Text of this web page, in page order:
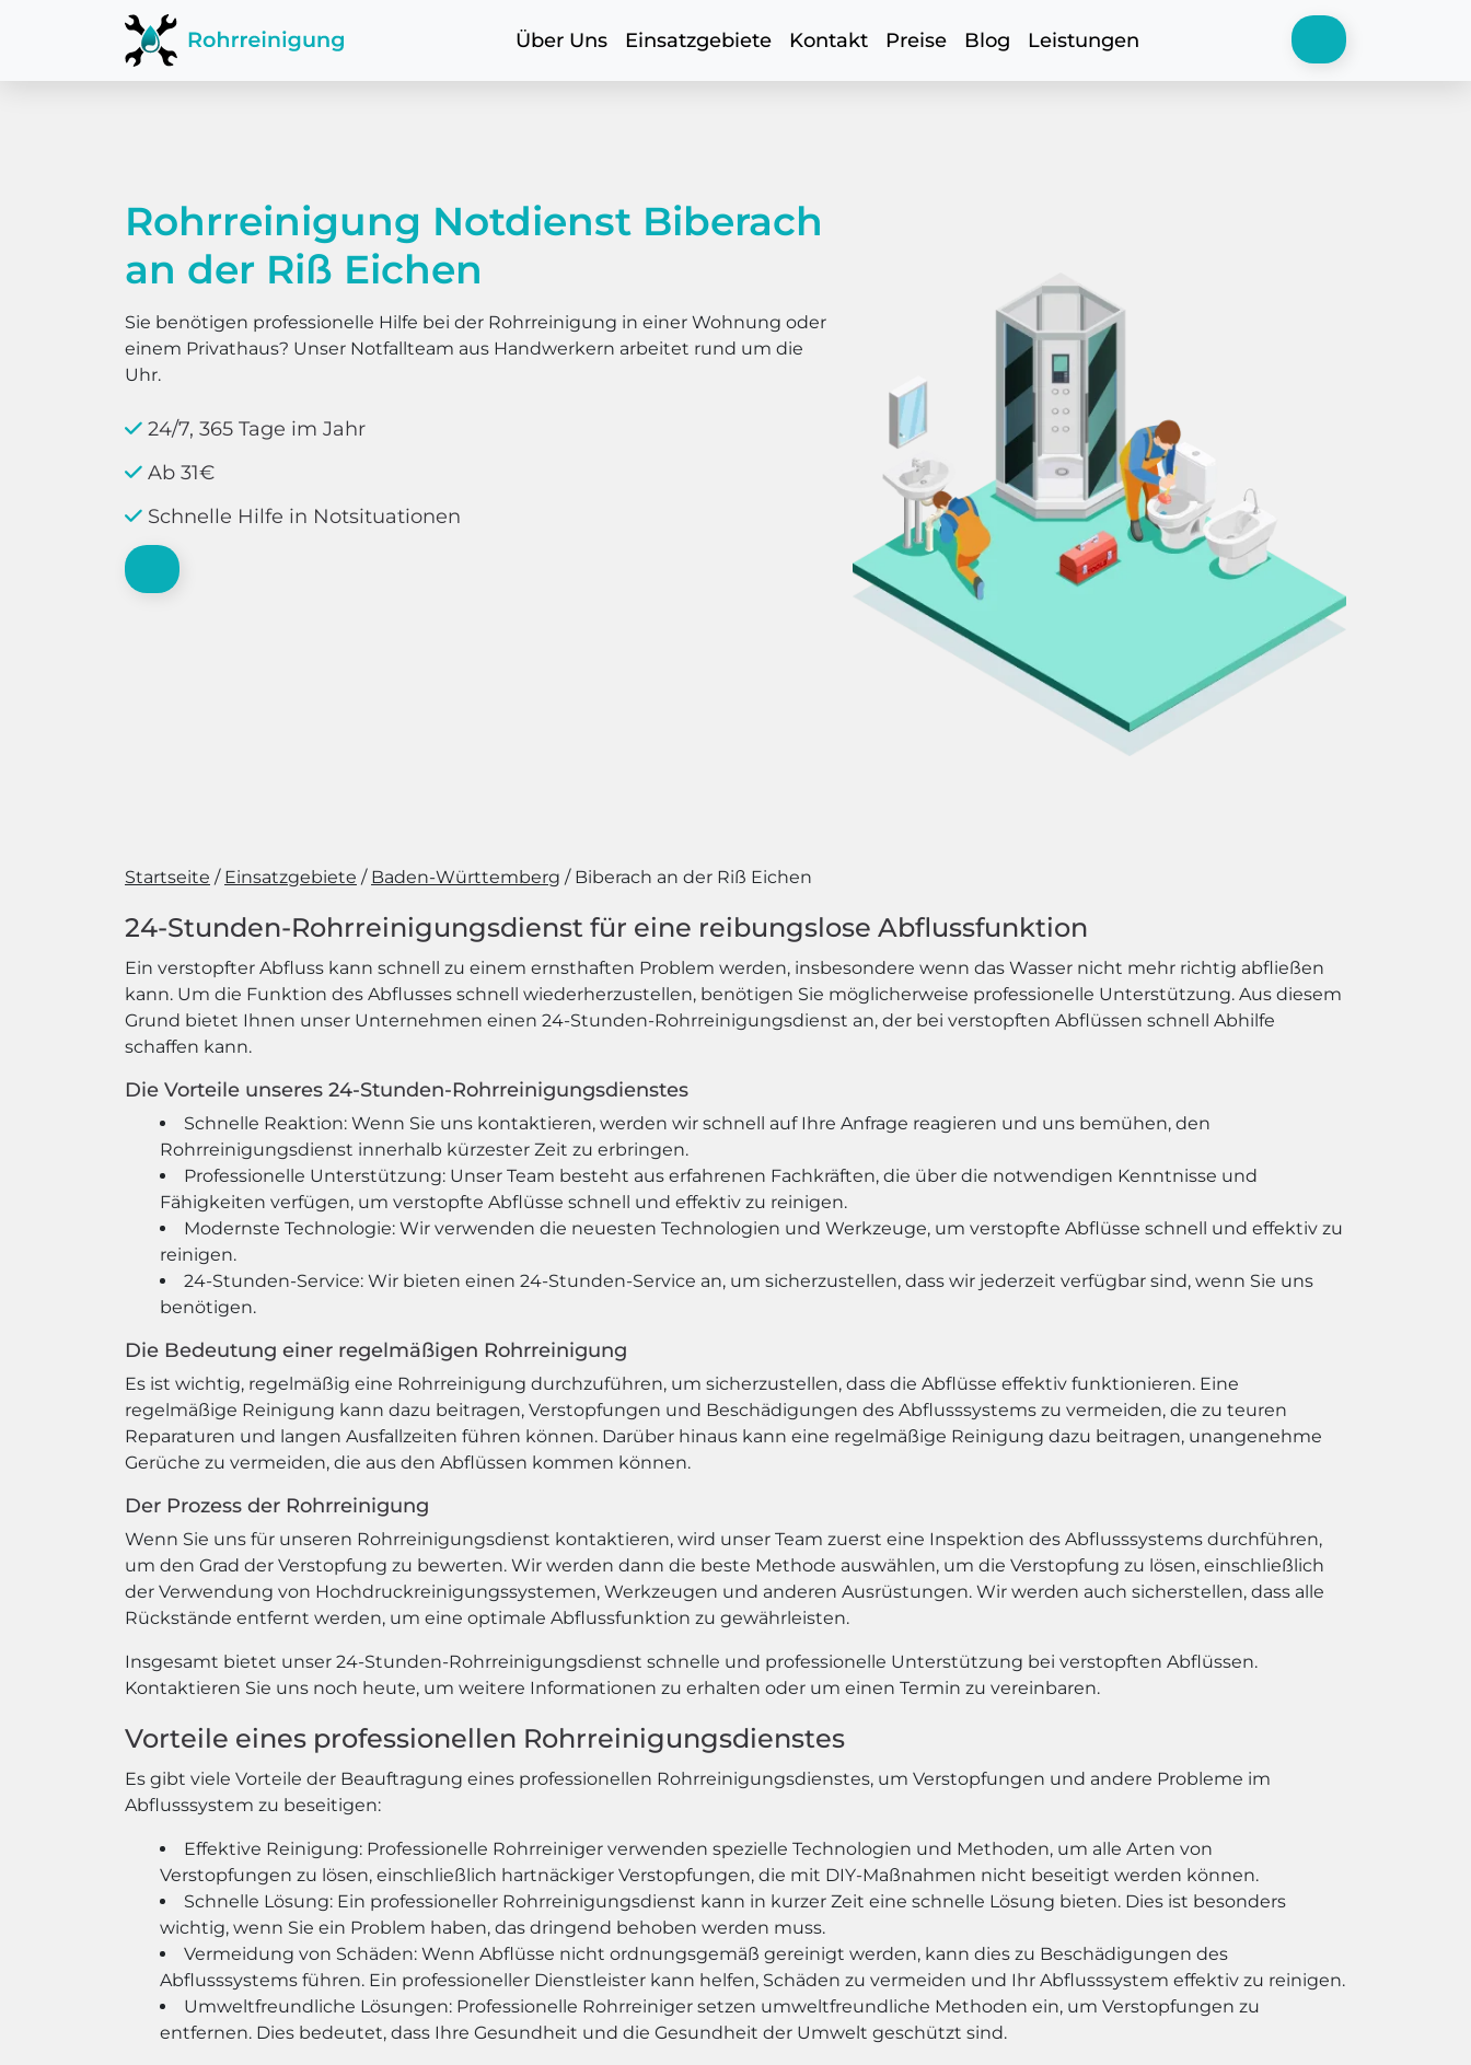
Über Uns Einsatzgebiete Kontakt Preise Blog Leistungen
Rohrreinigung Notdienst Biberach
an der Riß Eichen
Sie benötigen professionelle Hilfe bei der Rohrreinigung in einer Wohnung oder
einem Privathaus? Unser Notfallteam aus Handwerkern arbeitet rund um die
Uhr.
24/7, 365 Tage im Jahr
Ab 31€
Schnelle Hilfe in Notsituationen
Startseite Einsatzgebiete Baden-Württemberg Biberach an der Riß Eichen
24-Stunden-Rohrreinigungsdienst für eine reibungslose Abflussfunktion
Ein verstopfter Abfluss kann schnell zu einem ernsthaften Problem werden, insbesondere wenn das Wasser nicht mehr richtig abfließen
kann. Um die Funktion des Abflusses schnell wiederherzustellen, benötigen Sie möglicherweise professionelle Unterstützung. Aus diesem
Grund bietet Ihnen unser Unternehmen einen 24-Stunden-Rohrreinigungsdienst an, der bei verstopften Abflüssen schnell Abhilfe
schaffen kann.
Die Vorteile unseres 24-Stunden-Rohrreinigungsdienstes
Schnelle Reaktion: Wenn Sie uns kontaktieren, werden wir schnell auf Ihre Anfrage reagieren und uns bemühen, den
Rohrreinigungsdienst innerhalb kürzester Zeit zu erbringen.
Professionelle Unterstützung: Unser Team besteht aus erfahrenen Fachkräften, die über die notwendigen Kenntnisse und
Fähigkeiten verfügen, um verstopfte Abflüsse schnell und effektiv zu reinigen.
Modernste Technologie: Wir verwenden die neuesten Technologien und Werkzeuge, um verstopfte Abflüsse schnell und effektiv zu
reinigen.
24-Stunden-Service: Wir bieten einen 24-Stunden-Service an, um sicherzustellen, dass wir jederzeit verfügbar sind, wenn Sie uns
benötigen.
Die Bedeutung einer regelmäßigen Rohrreinigung
Es ist wichtig, regelmäßig eine Rohrreinigung durchzuführen, um sicherzustellen, dass die Abflüsse effektiv funktionieren. Eine
regelmäßige Reinigung kann dazu beitragen, Verstopfungen und Beschädigungen des Abflusssystems zu vermeiden, die zu teuren
Reparaturen und langen Ausfallzeiten führen können. Darüber hinaus kann eine regelmäßige Reinigung dazu beitragen, unangenehme
Gerüche zu vermeiden, die aus den Abflüssen kommen können.
Der Prozess der Rohrreinigung
Wenn Sie uns für unseren Rohrreinigungsdienst kontaktieren, wird unser Team zuerst eine Inspektion des Abflusssystems durchführen,
um den Grad der Verstopfung zu bewerten. Wir werden dann die beste Methode auswählen, um die Verstopfung zu lösen, einschließlich
der Verwendung von Hochdruckreinigungssystemen, Werkzeugen und anderen Ausrüstungen. Wir werden auch sicherstellen, dass alle
Rückstände entfernt werden, um eine optimale Abflussfunktion zu gewährleisten.
Insgesamt bietet unser 24-Stunden-Rohrreinigungsdienst schnelle und professionelle Unterstützung bei verstopften Abflüssen.
Kontaktieren Sie uns noch heute, um weitere Informationen zu erhalten oder um einen Termin zu vereinbaren.
Vorteile eines professionellen Rohrreinigungsdienstes
Es gibt viele Vorteile der Beauftragung eines professionellen Rohrreinigungsdienstes, um Verstopfungen und andere Probleme im
Abflusssystem zu beseitigen:
Effektive Reinigung: Professionelle Rohrreiniger verwenden spezielle Technologien und Methoden, um alle Arten von
Verstopfungen zu lösen, einschließlich hartnäckiger Verstopfungen, die mit DIY-Maßnahmen nicht beseitigt werden können.
Schnelle Lösung: Ein professioneller Rohrreinigungsdienst kann in kurzer Zeit eine schnelle Lösung bieten. Dies ist besonders
wichtig, wenn Sie ein Problem haben, das dringend behoben werden muss.
Vermeidung von Schäden: Wenn Abflüsse nicht ordnungsgemäß gereinigt werden, kann dies zu Beschädigungen des
Abflusssystems führen. Ein professioneller Dienstleister kann helfen, Schäden zu vermeiden und Ihr Abflusssystem effektiv zu reinigen.
Umweltfreundliche Lösungen: Professionelle Rohrreiniger setzen umweltfreundliche Methoden ein, um Verstopfungen zu
entfernen. Dies bedeutet, dass Ihre Gesundheit und die Gesundheit der Umwelt geschützt sind.